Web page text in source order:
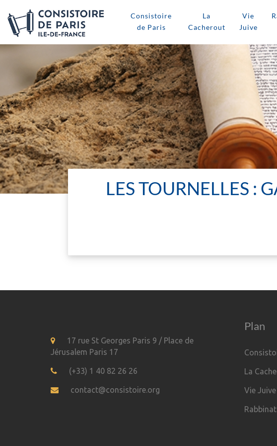
Consistoire
de Paris
La
Cacherout
Vie
Juive
LES TOURNELLES :
17 rue St Georges Paris 9 / Place de
Jérusalem Paris 17
(+33) 1 40 82 26 26
contact@consistoire.org
Plan
La
Vie Juive
Rabbinat